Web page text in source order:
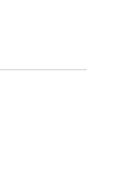
子友善〉